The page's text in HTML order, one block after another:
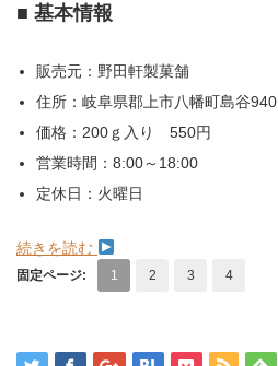
■ 基本情報
販売元：野田軒製菓舗
住所：岐阜県郡上市八幡町島谷940
価格：200ｇ入り 550円
営業時間：8:00～18:00
定休日：火曜日
続きを読む
固定ページ: 1 2 3 4